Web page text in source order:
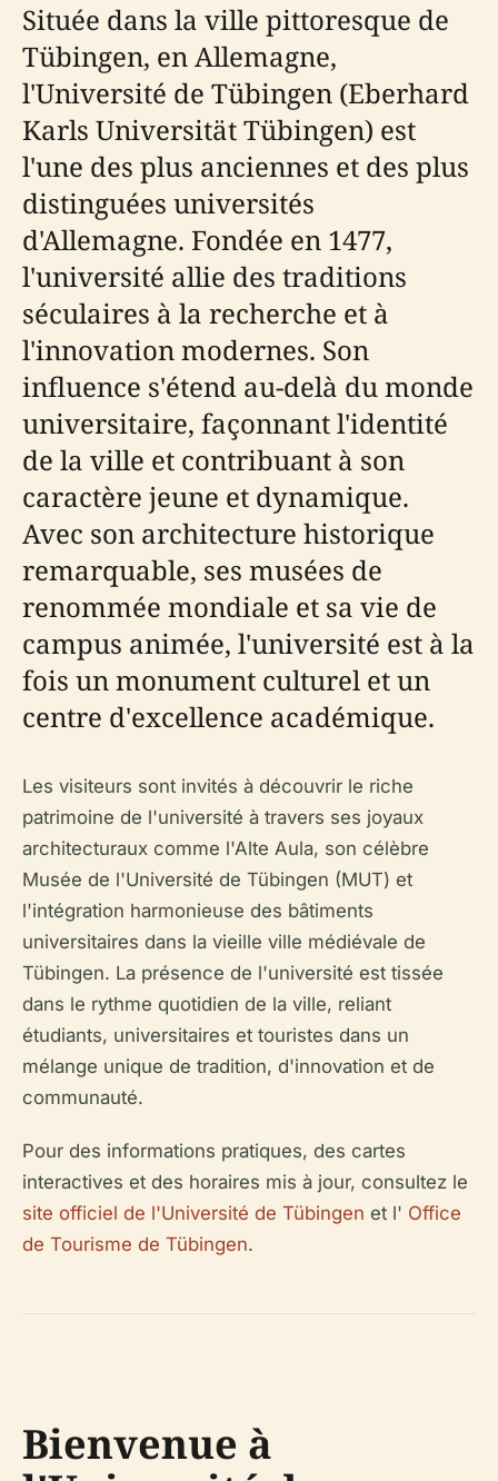
Située dans la ville pittoresque de
Tübingen, en Allemagne,
l'Université de Tübingen (Eberhard
Karls Universität Tübingen) est
l'une des plus anciennes et des plus
distinguées universités
d'Allemagne. Fondée en 1477,
l'université allie des traditions
séculaires à la recherche et à
l'innovation modernes. Son
influence s'étend au-delà du monde
universitaire, façonnant l'identité
de la ville et contribuant à son
caractère jeune et dynamique.
Avec son architecture historique
remarquable, ses musées de
renommée mondiale et sa vie de
campus animée, l'université est à la
fois un monument culturel et un
centre d'excellence académique.
Les visiteurs sont invités à découvrir le riche
patrimoine de l'université à travers ses joyaux
architecturaux comme l'Alte Aula, son célèbre
Musée de l'Université de Tübingen (MUT) et
l'intégration harmonieuse des bâtiments
universitaires dans la vieille ville médiévale de
Tübingen. La présence de l'université est tissée
dans le rythme quotidien de la ville, reliant
étudiants, universitaires et touristes dans un
mélange unique de tradition, d'innovation et de
communauté.
Pour des informations pratiques, des cartes
interactives et des horaires mis à jour, consultez le
site officiel de l'Université de Tübingen et l' Office
de Tourisme de Tübingen.
Bienvenue à